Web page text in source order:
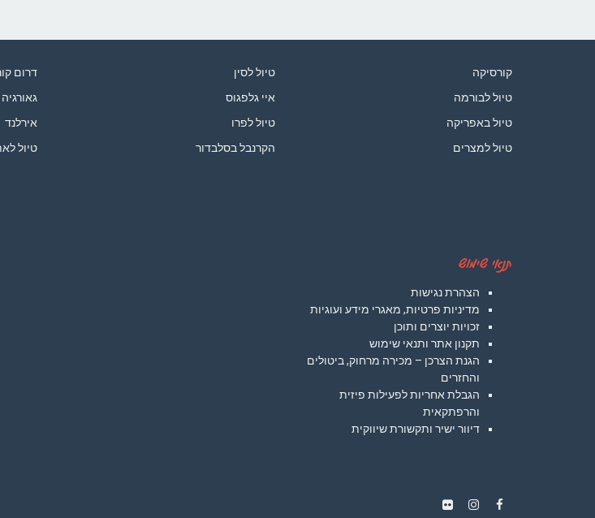
קורסיקה
טיול לבורמה
טיול באפריקה
טיול למצרים
טיול לסין
איי גלפגוס
טיול לפרו
הקרנבל בסלבדור
דרום
גאורגיה
אירלנד
טיול
תנאי שימוש
הצהרת נגישות
מדיניות פרטיות, מאגרי מידע ועוגיות
זכויות יוצרים ותוכן
תקנון אתר ותנאי שימוש
הגנת הצרכן – מכירה מרחוק, ביטולים
והחזרים
הגבלת אחריות לפעילות פיזית
והרפתקאית
דיוור ישיר ותקשורת שיווקית